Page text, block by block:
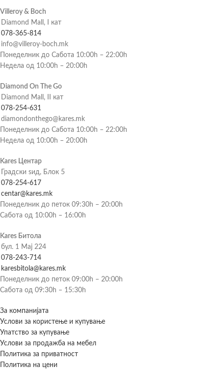
Villeroy & Boch
Diamond Mall, I кат
078-365-814
info@villeroy-boch.mk
Понеделник до Сабота 10:00h – 22:00h
Недела од 10:00h – 20:00h
Diamond On The Go
Diamond Mall, II кат
078-254-631
diamondonthego@kares.mk
Понеделник до Сабота 10:00h – 22:00h
Недела од 10:00h – 20:00h
Kares Центар
Градски ѕид, Блок 5
078-254-617
centar@kares.mk
Понеделник до петок 09:30h – 20:00h
Сабота од 10:00h – 16:00h
Kares Битола
бул. 1 Мај 224
078-243-714
karesbitola@kares.mk
Понеделник до петок 09:00h – 20:00h
Сабота од 09:30h – 15:30h
За компанијата
Услови за користење и купување
Упатство за купување
Услови за продажба на мебел
Политика за приватност
Политика на цени